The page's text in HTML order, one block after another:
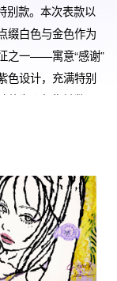
别款。本次表款以
缀白色与金色作为
之一——寓意“感谢”
色设计，充满特别
为人气指针数显
致力于实现
界”，并以此支持所